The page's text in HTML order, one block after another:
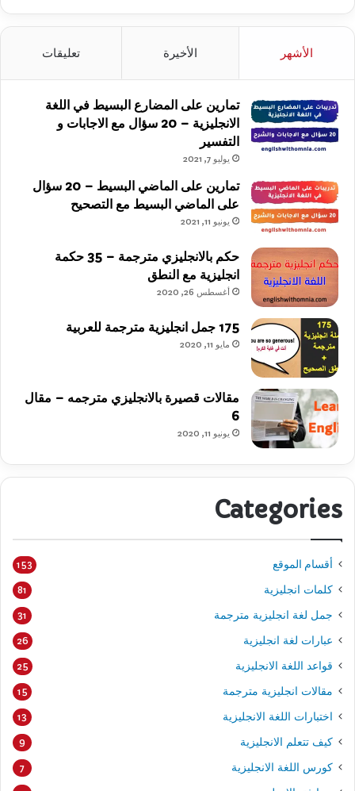
الأشهر الأخيرة تعليقات
تمارين على المضارع البسيط في اللغة
الانجليزية – 20 سؤال مع الاجابات و
التفسير
يوليو 7, 2021
تمارين على الماضي البسيط – 20 سؤال
على الماضي البسيط مع التصحيح
يونيو 11, 2021
حكم بالانجليزي مترجمة – 35 حكمة
انجليزية مع النطق
أغسطس 26, 2020
175 جمل انجليزية مترجمة للعربية
مايو 11, 2020
مقالات قصيرة بالانجليزي مترجمه – مقال
6
يونيو 11, 2020
Categories
أقسام الموقع 153
كلمات انجليزية 81
جمل لغة انجليزية مترجمة 31
عبارات لغة انجليزية 26
قواعد اللغة الانجليزية 25
مقالات انجليزية مترجمة 15
اختبارات اللغة الانجليزية 13
كيف تتعلم الانجليزية 9
كورس اللغة الانجليزية 7